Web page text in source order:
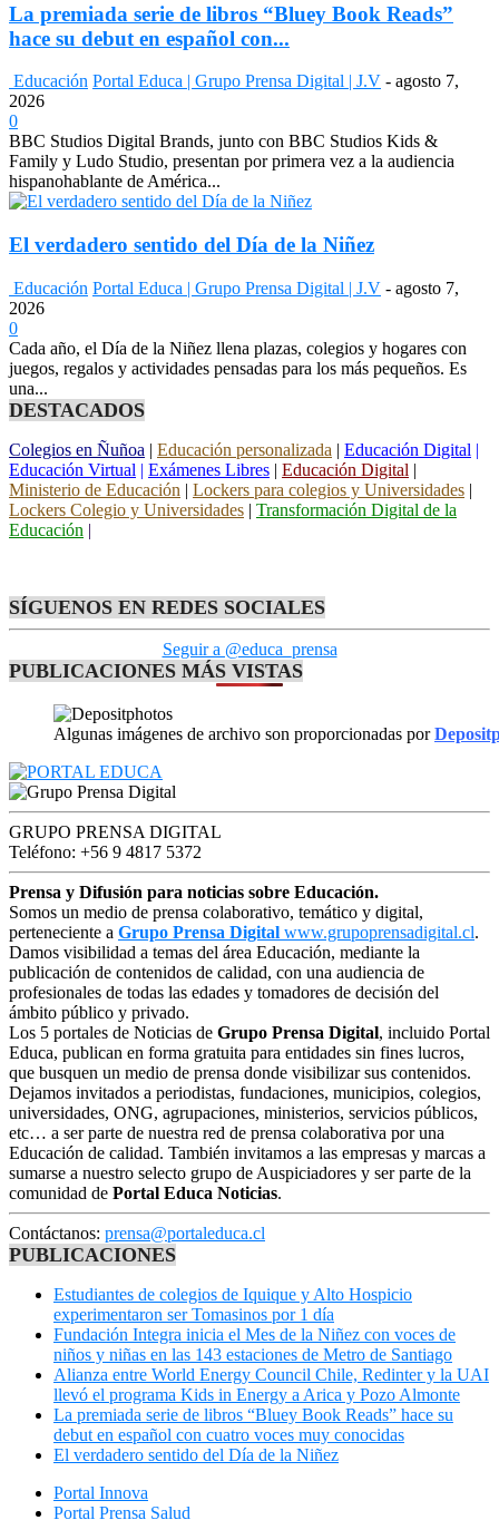
La premiada serie de libros “Bluey Book Reads”
hace su debut en español con...
Educación Portal Educa | Grupo Prensa Digital | J.V - agosto 7,
2026
0
BBC Studios Digital Brands, junto con BBC Studios Kids &
Family y Ludo Studio, presentan por primera vez a la audiencia
hispanohablante de América...
El verdadero sentido del Día de la Niñez
Educación Portal Educa | Grupo Prensa Digital | J.V - agosto 7,
2026
0
Cada año, el Día de la Niñez llena plazas, colegios y hogares con
juegos, regalos y actividades pensadas para los más pequeños. Es
una...
DESTACADOS
Colegios en Ñuñoa | Educación personalizada | Educación Digital |
Educación Virtual | Exámenes Libres | Educación Digital |
Ministerio de Educación | Lockers para colegios y Universidades |
Lockers Colegio y Universidades | Transformación Digital de la
Educación |
SÍGUENOS EN REDES SOCIALES
Seguir a @educa_prensa
PUBLICACIONES MÁS VISTAS
Algunas imágenes de archivo son proporcionadas por
GRUPO PRENSA DIGITAL
Teléfono: +56 9 4817 5372
Prensa y Difusión para noticias sobre Educación.
Somos un medio de prensa colaborativo, temático y digital,
perteneciente a Grupo Prensa Digital www.grupoprensadigital.cl.
Damos visibilidad a temas del área Educación, mediante la
publicación de contenidos de calidad, con una audiencia de
profesionales de todas las edades y tomadores de decisión del
ámbito público y privado.
Los 5 portales de Noticias de Grupo Prensa Digital, incluido Portal
Educa, publican en forma gratuita para entidades sin fines lucros,
que busquen un medio de prensa donde visibilizar sus contenidos.
Dejamos invitados a periodistas, fundaciones, municipios, colegios,
universidades, ONG, agrupaciones, ministerios, servicios públicos,
etc… a ser parte de nuestra red de prensa colaborativa por una
Educación de calidad. También invitamos a las empresas y marcas a
sumarse a nuestro selecto grupo de Auspiciadores y ser parte de la
comunidad de Portal Educa Noticias.
Contáctanos: prensa@portaleduca.cl
PUBLICACIONES
Estudiantes de colegios de Iquique y Alto Hospicio
experimentaron ser Tomasinos por 1 día
Fundación Integra inicia el Mes de la Niñez con voces de
niños y niñas en las 143 estaciones de Metro de Santiago
Alianza entre World Energy Council Chile, Redinter y la UAI
llevó el programa Kids in Energy a Arica y Pozo Almonte
La premiada serie de libros “Bluey Book Reads” hace su
debut en español con cuatro voces muy conocidas
El verdadero sentido del Día de la Niñez
Portal Innova
Portal Prensa Salud